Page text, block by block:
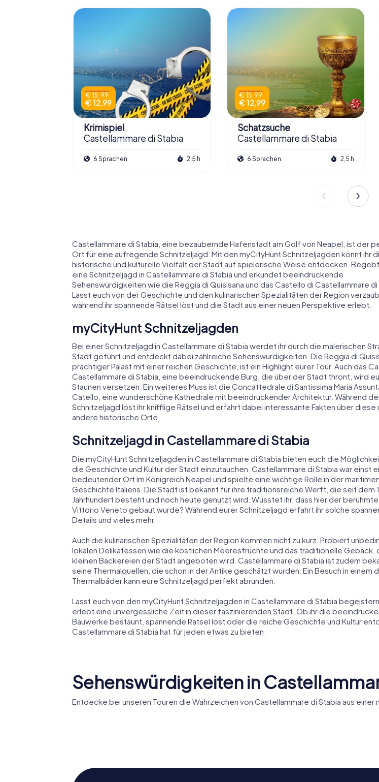
€ 15,99
€ 12,99
Krimispiel
Castellammare di Stabia
6 Sprachen 2,5 h
€ 15,99
€ 12,99
Schatzsuche
Castellammare di Stabia
6 Sprachen 2,5 h
Castellammare di Stabia, eine bezaubernde Hafenstadt am Golf von Neapel, ist der
Ort für eine aufregende Schnitzeljagd. Mit den myCityHunt Schnitzeljagden könnt ihr
historische und kulturelle Vielfalt der Stadt auf spielerische Weise entdecken.
eine Schnitzeljagd in Castellammare di Stabia und erkundet beeindruckende
Sehenswürdigkeiten wie die Reggia di Quisisana und das Castello di Castellammare di
Lasst euch von der Geschichte und den kulinarischen Spezialitäten der Region
während ihr spannende Rätsel löst und die Stadt aus einer neuen Perspektive erlebt.
myCityHunt Schnitzeljagden
Bei einer Schnitzeljagd in Castellammare di Stabia werdet ihr durch die malerischen
Stadt geführt und entdeckt dabei zahlreiche Sehenswürdigkeiten. Die Reggia di
prächtiger Palast mit einer reichen Geschichte, ist ein Highlight eurer Tour. Auch das
Castellammare di Stabia, eine beeindruckende Burg, die über der Stadt thront, wird
Staunen versetzen. Ein weiteres Muss ist die Concattedrale di Santissima Maria
Catello, eine wunderschöne Kathedrale mit beeindruckender Architektur. Während
Schnitzeljagd löst ihr knifflige Rätsel und erfahrt dabei interessante Fakten über diese
andere historische Orte.
Schnitzeljagd in Castellammare di Stabia
Die myCityHunt Schnitzeljagden in Castellammare di Stabia bieten euch die
die Geschichte und Kultur der Stadt einzutauchen. Castellammare di Stabia war einst
bedeutender Ort im Königreich Neapel und spielte eine wichtige Rolle in der maritimen
Geschichte Italiens. Die Stadt ist bekannt für ihre traditionsreiche Werft, die seit dem
Jahrhundert besteht und noch heute genutzt wird. Wusstet ihr, dass hier der
Vittorio Veneto gebaut wurde? Während eurer Schnitzeljagd erfahrt ihr solche
Details und vieles mehr.
Auch die kulinarischen Spezialitäten der Region kommen nicht zu kurz. Probiert
lokalen Delikatessen wie die köstlichen Meeresfrüchte und das traditionelle Gebäck,
kleinen Bäckereien der Stadt angeboten wird. Castellammare di Stabia ist zudem
seine Thermalquellen, die schon in der Antike geschätzt wurden. Ein Besuch in einem
Thermalbäder kann eure Schnitzeljagd perfekt abrunden.
Lasst euch von den myCityHunt Schnitzeljagden in Castellammare di Stabia
erlebt eine unvergessliche Zeit in dieser faszinierenden Stadt. Ob ihr die
Bauwerke bestaunt, spannende Rätsel löst oder die reiche Geschichte und Kultur
Castellammare di Stabia hat für jeden etwas zu bieten.
Sehenswürdigkeiten in
Entdecke bei unseren Touren die Wahrzeichen von Castellammare di Stabia aus einer